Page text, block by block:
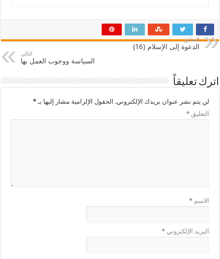
السابق
الدعوة إلى الإسلام (16)
التالي
السياسة ووجوب العمل بها
اترك تعليقاً
لن يتم نشر عنوان بريدك الإلكتروني. الحقول الإلزامية مشار إليها بـ*
التعليق*
الاسم*
البريد الإلكتروني*